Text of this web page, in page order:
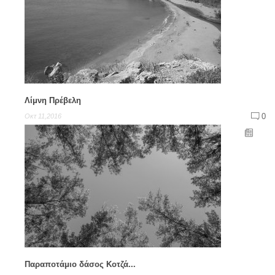
Λίμνη Πρέβελη
Οκτ 11,2016 0
Παραποτάμιο δάσος Κοτζά...